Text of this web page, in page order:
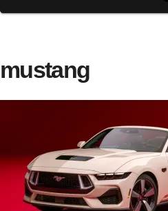
mustang